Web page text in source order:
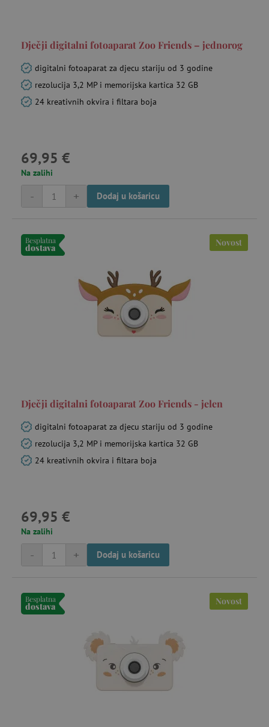
Dječji digitalni fotoaparat Zoo Friends – jednorog
digitalni fotoaparat za djecu stariju od 3 godine
rezolucija 3,2 MP i memorijska kartica 32 GB
24 kreativnih okvira i filtara boja
69,95 €
Na zalihi
+
- Dodaj u košaricu
Besplatna
dostava Novost
Dječji digitalni fotoaparat Zoo Friends - jelen
digitalni fotoaparat za djecu stariju od 3 godine
rezolucija 3,2 MP i memorijska kartica 32 GB
24 kreativnih okvira i filtara boja
69,95 €
Na zalihi
+
- Dodaj u košaricu
Besplatna
dostava Novost